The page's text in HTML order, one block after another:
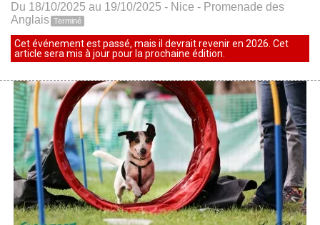
Du 18/10/2025 au 19/10/2025 - Nice - Promenade des
Anglais Terminé
Cet événement est passé, mais il devrait revenir en 2026. Cet
article sera mis à jour pour la prochaine édition.